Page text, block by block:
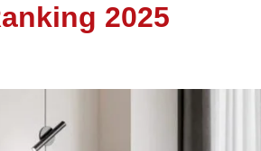
2025